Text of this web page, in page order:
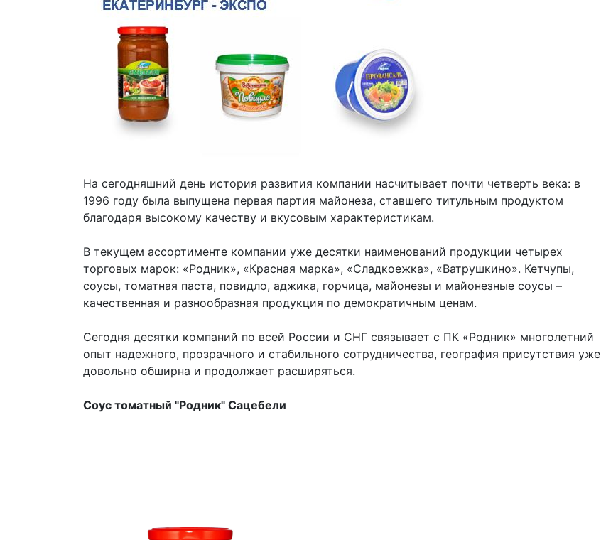
На сегодняшний день история развития компании насчитывает почти четверть века: в
1996 году была выпущена первая партия майонеза, ставшего титульным продуктом
благодаря высокому качеству и вкусовым характеристикам.
В текущем ассортименте компании уже десятки наименований продукции четырех
торговых марок: «Родник», «Красная марка», «Сладкоежка», «Ватрушкино». Кетчупы,
соусы, томатная паста, повидло, аджика, горчица, майонезы и майонезные соусы –
качественная и разнообразная продукция по демократичным ценам.
Сегодня десятки компаний по всей России и СНГ связывает с ПК «Родник» многолетний
опыт надежного, прозрачного и стабильного сотрудничества, география присутствия уже
довольно обширна и продолжает расширяться.
Соус томатный "Родник" Сацебели